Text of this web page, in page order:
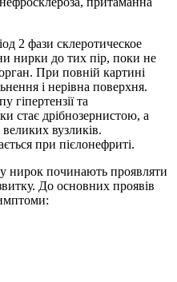
2 фази склеротическое
нирки до тих пір, поки не
При повній картині
і нерівна поверхня.
гіпертензії та
стає дрібнозернистою, а
вузликів.
при пієлонефриті.
нирок починають проявляти
До основних проявів